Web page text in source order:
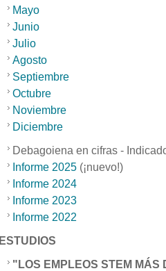
Mayo
Junio
Julio
Agosto
Septiembre
Octubre
Noviembre
Diciembre
Debagoiena en cifras -
Informe 2025 (¡nuevo!)
Informe 2024
Informe 2023
Informe 2022
ESTUDIOS
"LOS EMPLEOS STEM